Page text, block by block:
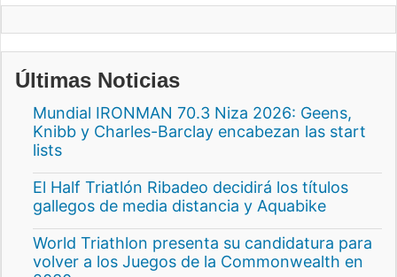
Últimas Noticias
Mundial IRONMAN 70.3 Niza 2026: Geens,
Knibb y Charles-Barclay encabezan las start
lists
El Half Triatlón Ribadeo decidirá los títulos
gallegos de media distancia y Aquabike
World Triathlon presenta su candidatura para
volver a los Juegos de la Commonwealth en